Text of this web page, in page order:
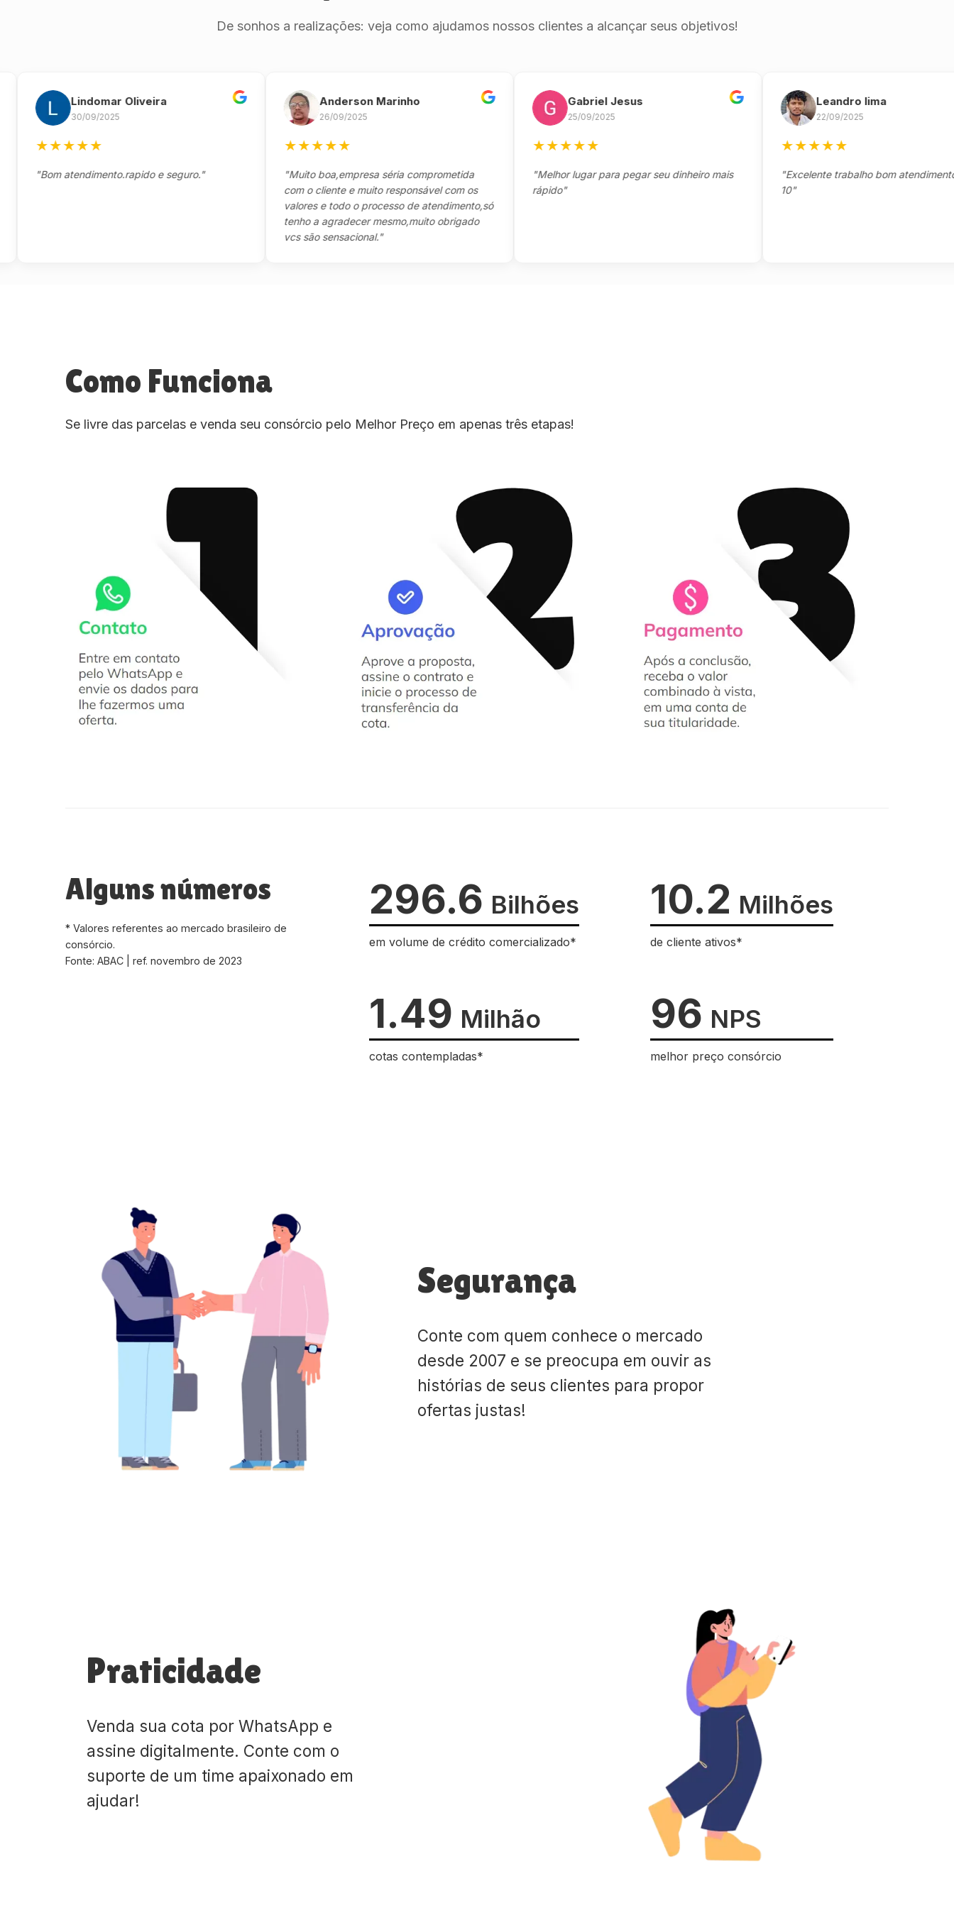
De sonhos a realizações: veja como ajudamos nossos clientes a alcançar seus objetivos!
Lindomar Oliveira
30/09/2025
★★★
"Bom atendimento.rapido e seguro."
Anderson Marinho
26/09/2025
★★★
"Muito boa,empresa séria comprometida
com o cliente e muito responsável com os
valores e todo o processo de atendimento,só
tenho a agradecer mesmo,muito obrigado
vcs são sensacional."
Gabriel Jesus
25/09/2025
★★★
"Melhor lugar para pegar seu dinheiro mais
rápido"
Leandro lima
22/09/2025
★★★
"Excelente trabalho bom atendimento nota
Como Funciona
Se livre das parcelas e venda seu consórcio pelo Melhor Preço em apenas três etapas!
Alguns números
* Valores referentes ao mercado brasileiro de
consórcio.
Fonte: ABAC | ref. novembro de 2023
296.6 Bilhões
em volume de crédito comercializado*
10.2 Milhões
de cliente ativos*
1.49 Milhão
cotas contempladas*
96 NPS
melhor preço consórcio
Segurança
Conte com quem conhece o mercado
desde 2007 e se preocupa em ouvir as
histórias de seus clientes para propor
ofertas justas!
Praticidade
Venda sua cota por WhatsApp e
assine digitalmente. Conte com o
suporte de um time apaixonado em
ajudar!